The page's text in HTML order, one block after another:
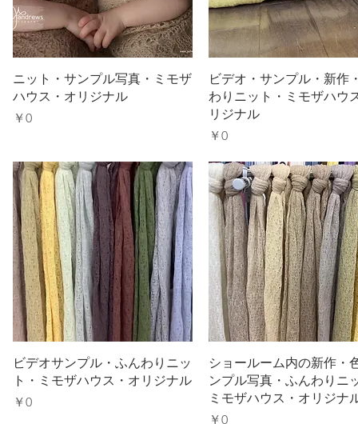
ニット・サンプル写真・ミモザ
ハウス・オリジナル
価格
￥0
ビデオ・サンプル・新作
わりニット・ミモザハウ
リジナル
価格
￥0
ビデオサンプル・ふんわりニッ
ト・ミモザハウス・オリジナル
価格
￥0
ショールーム内の新作・
ンプル写真・ふんわりニ
ミモザハウス・オリジナ
価格
￥0